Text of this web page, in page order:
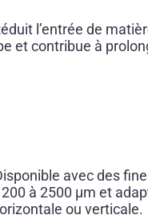
l’entrée de
et contribue à
avec des
à 2500 µm et
ou verticale.